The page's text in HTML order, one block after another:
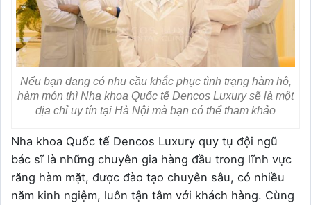
Nếu bạn đang có nhu cầu khắc phục tình trạng hàm hô,
hàm món thì Nha khoa Quốc tế Dencos Luxury sẽ là một
địa chỉ uy tín tại Hà Nội mà bạn có thể tham khảo
Nha khoa Quốc tế Dencos Luxury quy tụ đội ngũ
bác sĩ là những chuyên gia hàng đầu trong lĩnh vực
răng hàm mặt, được đào tạo chuyên sâu, có nhiều
năm kinh ngiệm, luôn tận tâm với khách hàng. Cùng